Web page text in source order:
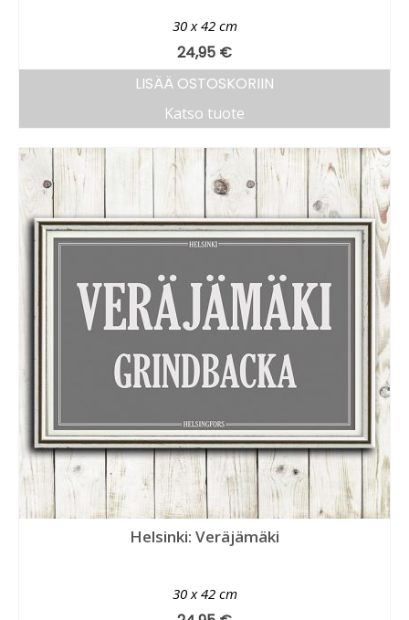
30 x 42 cm
24,95 €
LISÄÄ OSTOSKORIIN
Katso tuote
Helsinki: Veräjämäki
30 x 42 cm